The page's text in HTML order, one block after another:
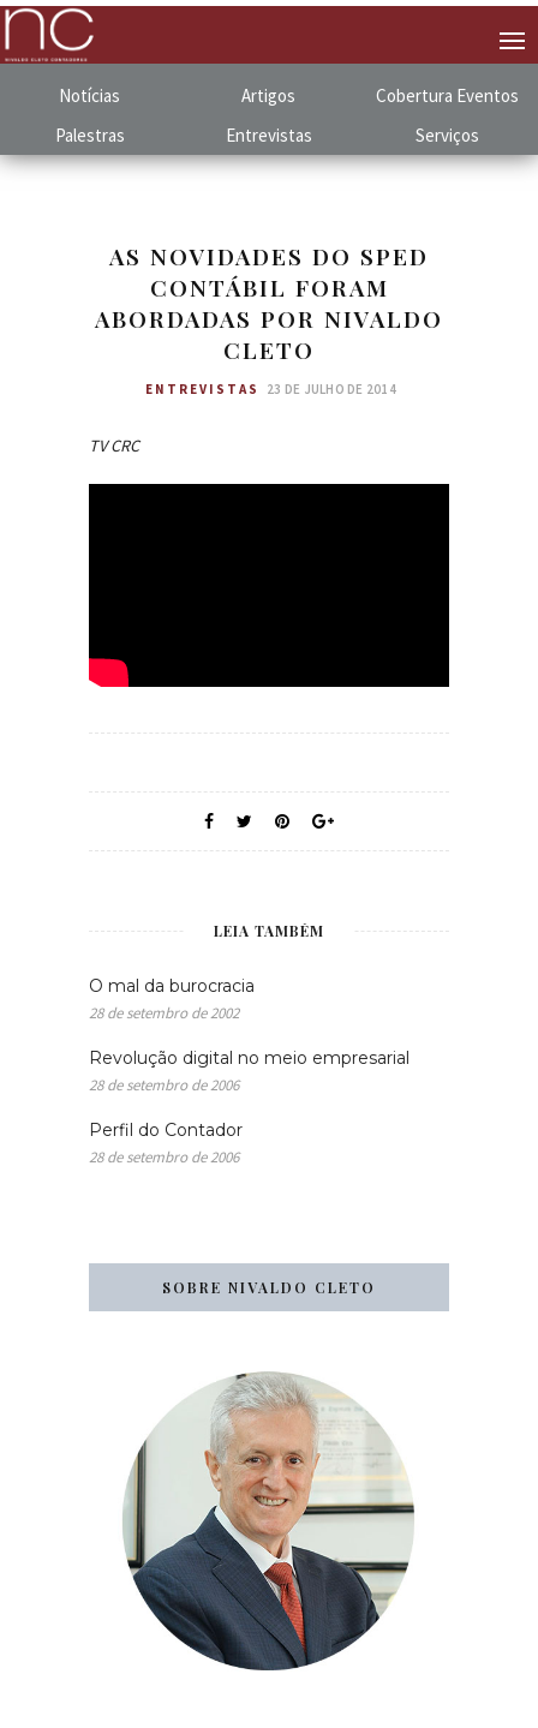
Notícias Artigos Cobertura Eventos
Palestras
Entrevistas Serviços
AS NOVIDADES DO SPED
CONTÁBIL FORAM
ABORDADAS POR NIVALDO
CLETO
ENTREVISTAS 23 DE JULHO DE 2014
TV CRC
LEIA TAMBÉM
O mal da burocracia
28 de setembro de 2002
Revolução digital no meio empresarial
28 de setembro de 2006
Perfil do Contador
28 de setembro de 2006
SOBRE NIVALDO CLETO